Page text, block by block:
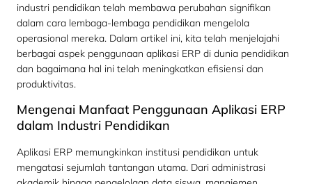
industri pendidikan telah membawa perubahan signifikan
dalam cara lembaga-lembaga pendidikan mengelola
operasional mereka. Dalam artikel ini, kita telah menjelajahi
berbagai aspek penggunaan aplikasi ERP di dunia pendidikan
dan bagaimana hal ini telah meningkatkan efisiensi dan
produktivitas.
Mengenai Manfaat Penggunaan Aplikasi ERP
dalam Industri Pendidikan
Aplikasi ERP memungkinkan institusi pendidikan untuk
mengatasi sejumlah tantangan utama. Dari administrasi